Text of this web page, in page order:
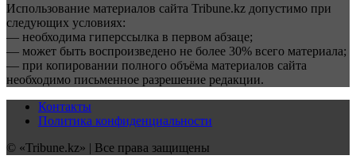
Использование материалов сайта Tribune.kz допустимо при
следующих условиях:
— необходима гиперссылка в первом абзаце;
— может быть воспроизведено не более 30% всего материала;
— при копировании полного объёма материалов сайта
необходимо письменное разрешение редакции.
Контакты
Политика конфиденциальности
© «Tribune.kz» | Все права защищены